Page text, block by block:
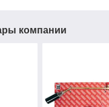
компании